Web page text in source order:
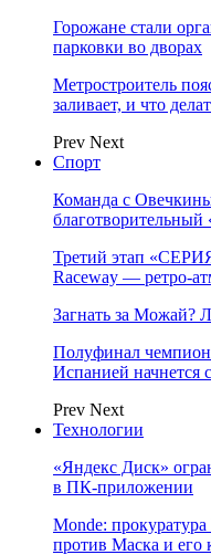
Горожане стали
парковки во дворах
Метростроитель
заливает, и что
Prev Next
Спорт
Команда с
благотворительный
Третий этап
Raceway —
Загнать за Можай?
Полуфинал
Испанией начнется
Prev Next
Технологии
«Яндекс Диск»
в ПК-приложении
Monde:
против Маска и его